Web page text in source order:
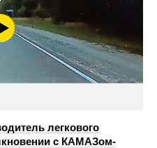
легкового
с КАМАЗом-